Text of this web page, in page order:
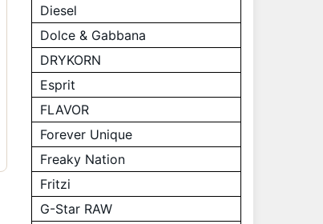
Diesel
Dolce & Gabbana
DRYKORN
Esprit
FLAVOR
Forever Unique
Freaky Nation
Fritzi
G-Star RAW